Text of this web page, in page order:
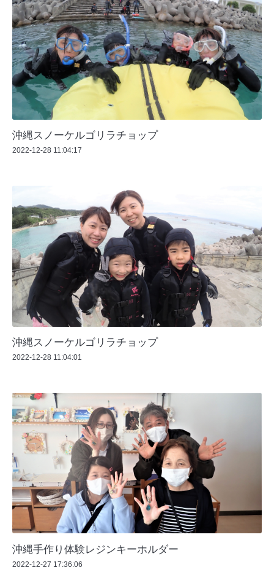
沖縄スノーケルゴリラチョップ
2022-12-28 11:04:17
沖縄スノーケルゴリラチョップ
2022-12-28 11:04:01
沖縄手作り体験レジンキーホルダー
2022-12-27 17:36:06